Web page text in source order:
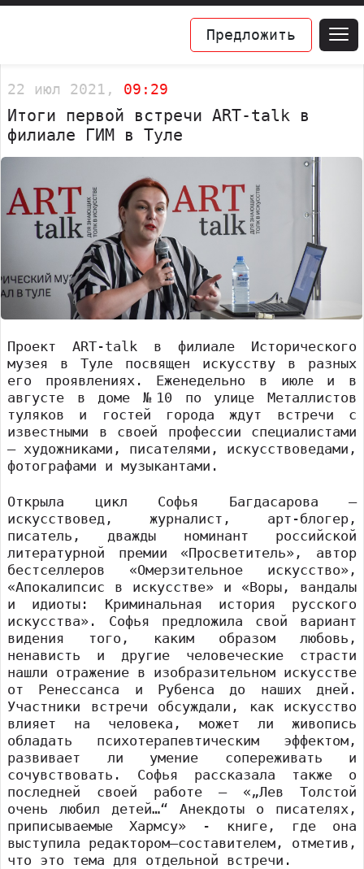
Предложить
22 июл 2021, 09:29
Итоги первой встречи ART-talk в
филиале ГИМ в Туле
Проект ART-talk в филиале Исторического
музея в Туле посвящен искусству в разных
его проявлениях. Еженедельно в июле и в
августе в доме №10 по улице Металлистов
туляков и гостей города ждут встречи с
известными в своей профессии специалистами
— художниками, писателями, искусствоведами,
фотографами и музыкантами.
Открыла цикл Софья Багдасарова —
искусствовед, журналист, арт-блогер,
писатель, дважды номинант российской
литературной премии «Просветитель», автор
бестселлеров «Омерзительное искусство»,
«Апокалипсис в искусстве» и «Воры, вандалы
и идиоты: Криминальная история русского
искусства». Софья предложила свой вариант
видения того, каким образом любовь,
ненависть и другие человеческие страсти
нашли отражение в изобразительном искусстве
от Ренессанса и Рубенса до наших дней.
Участники встречи обсуждали, как искусство
влияет на человека, может ли живопись
обладать психотерапевтическим эффектом,
развивает ли умение сопереживать и
сочувствовать. Софья рассказала также о
последней своей работе — «„Лев Толстой
очень любил детей…“ Анекдоты о писателях,
приписываемые Хармсу» - книге, где она
выступила редактором–составителем, отметив,
что это тема для отдельной встречи.